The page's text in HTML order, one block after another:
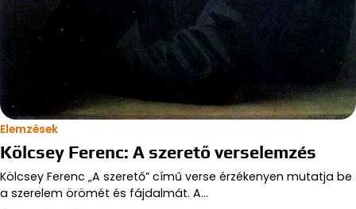
Elemzések
Kölcsey Ferenc: A szerető verselemzés
Kölcsey Ferenc „A szerető” című verse érzékenyen mutatja be
a szerelem örömét és fájdalmát. A…